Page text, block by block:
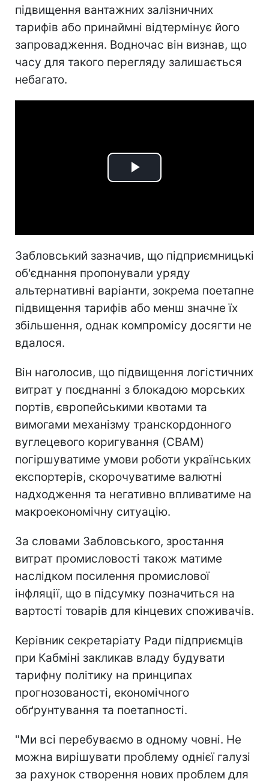
підвищення вантажних залізничних
тарифів або принаймні відтермінує його
запровадження. Водночас він визнав, що
часу для такого перегляду залишається
небагато.
Play
Забловський зазначив, що підприємницькі
об'єднання пропонували уряду
альтернативні варіанти, зокрема поетапне
підвищення тарифів або менш значне їх
збільшення, однак компромісу досягти не
вдалося.
Він наголосив, що підвищення логістичних
витрат у поєднанні з блокадою морських
портів, європейськими квотами та
вимогами механізму транскордонного
вуглецевого коригування (CBAM)
погіршуватиме умови роботи українських
експортерів, скорочуватиме валютні
надходження та негативно впливатиме на
макроекономічну ситуацію.
За словами Забловського, зростання
витрат промисловості також матиме
наслідком посилення промислової
інфляції, що в підсумку позначиться на
вартості товарів для кінцевих споживачів.
Керівник секретаріату Ради підприємців
при Кабміні закликав владу будувати
тарифну політику на принципах
прогнозованості, економічного
обґрунтування та поетапності.
"Ми всі перебуваємо в одному човні. Не
можна вирішувати проблему однієї галузі
за рахунок створення нових проблем для